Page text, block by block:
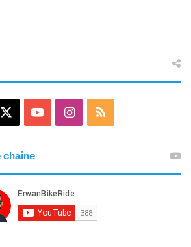
T
u
I
a
chaîne